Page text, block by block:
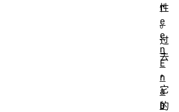
性
。
过
去
，
它
的
r
e
e
n
E
n
a
b